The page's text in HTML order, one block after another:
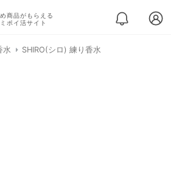
商品がもらえる
ポイ活サイト
水 SHIRO(シロ) 練り香水